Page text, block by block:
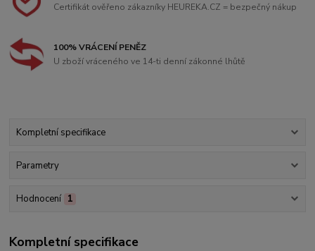
Certifikát ověřeno zákazníky HEUREKA.CZ = bezpečný nákup
100% VRÁCENÍ PENĚZ
U zboží vráceného ve 14-ti denní zákonné lhůtě
Kompletní specifikace
Parametry
Hodnocení 1
Kompletní specifikace